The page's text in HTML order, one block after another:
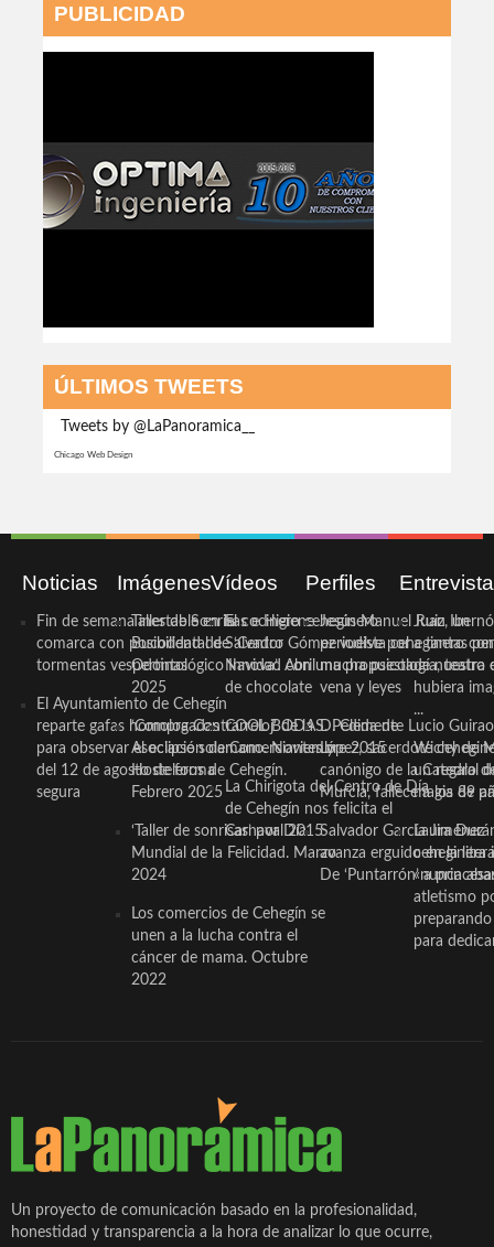
PUBLICIDAD
ÚLTIMOS TWEETS
Tweets by @LaPanoramica__
Chicago Web Design
Noticias
Fin de semana inestable en la
comarca con posibilidad de
tormentas vespertinas
El Ayuntamiento de Cehegín
reparte gafas homologadas
para observar el eclipse solar
del 12 de agosto de forma
segura
Imágenes
Taller de Sonrisas e Higiene
Bucodental de ‘Centro
Odontológico Innova’. Abril
2025
‘Compra Contrarreloj’ de la
Asociación de Comerciantes y
Hosteleros de Cehegín.
Febrero 2025
‘Taller de sonrisas’ por Día
Mundial de la Felicidad. Marzo
2024
Los comercios de Cehegín se
unen a la lucha contra el
cáncer de mama. Octubre
2022
Vídeos
El cocinero ceheginero
Salvador Gómez vuelve por
Navidad con una propuesta
de chocolate
COOL BODAS. Pedida de
mano. Noviembre 2015
La Chirigota del Centro de Día
de Cehegín nos felicita el
Carnaval 2015
Perfiles
Jesús Manuel Ruiz, un
periodista ceheginero con
mucha psicología, teatro
vena y leyes
D. Clemente Lucio Guirao
López, sacerdote
canónigo de la Catedral
Murcia, fallece a los 89
Salvador García Jiménez
avanza erguido en la
De ‘Puntarrón’ a
Juan
a tantas
de nuestra
hubiera
...
Wichy de
un regalo
magia de
Laura
ceheginera
«nunca
atletismo
para
Un proyecto de comunicación basado en la profesionalidad,
honestidad y transparencia a la hora de analizar lo que ocurre,